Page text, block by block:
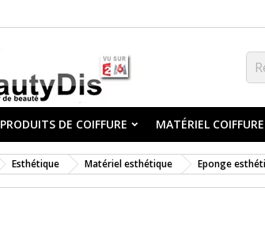
PRODUITS DE COIFFURE MATÉRIEL COIFFURE
Esthétique Matériel esthétique Eponge